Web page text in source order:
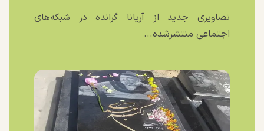
تصاویری جدید از آریانا گرانده در شبکه‌های
اجتماعی منتشرشده...